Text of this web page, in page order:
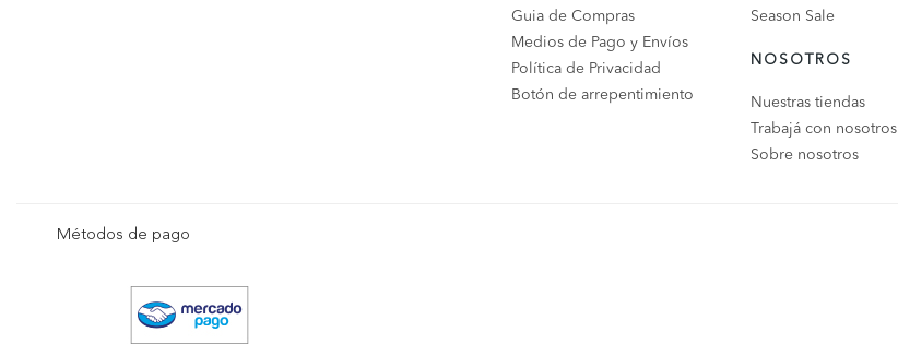
Guia de Compras
Medios de Pago y Envíos
Política de Privacidad
Botón de arrepentimiento
Season Sale
NOSOTROS
Nuestras tiendas
Trabajá con nosotros
Sobre nosotros
Métodos de pago